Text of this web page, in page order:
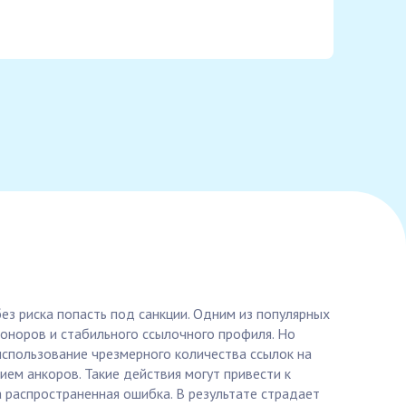
риска попасть под санкции. Одним из популярных
и стабильного ссылочного профиля. Но
чрезмерного количества ссылок на
анкоров. Такие действия могут привести к
ошибка. В результате страдает